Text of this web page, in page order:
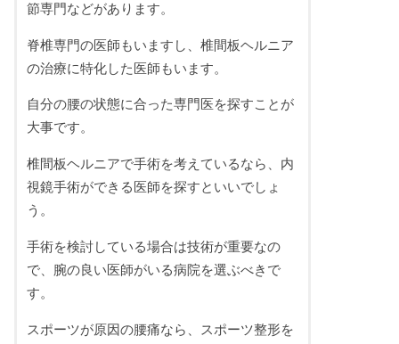
節専門などがあります。
脊椎専門の医師もいますし、椎間板ヘルニア
の治療に特化した医師もいます。
自分の腰の状態に合った専門医を探すことが
大事です。
椎間板ヘルニアで手術を考えているなら、内
視鏡手術ができる医師を探すといいでしょ
う。
手術を検討している場合は技術が重要なの
で、腕の良い医師がいる病院を選ぶべきで
す。
スポーツが原因の腰痛なら、スポーツ整形を